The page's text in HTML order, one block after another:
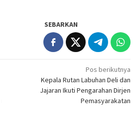
SEBARKAN
Pos berikutnya
Kepala Rutan Labuhan Deli dan
Jajaran Ikuti Pengarahan Dirjen
Pemasyarakatan